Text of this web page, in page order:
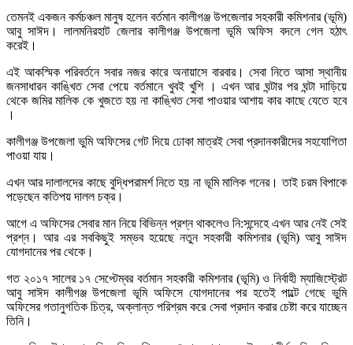
তেমনই একজন কর্মচঞ্চল মানুষ হলেন বর্তমান কালীগঞ্জ উপজেলার সহকারী কমিশনার (ভূমি)
আবু সাঈদ। লালমনিরহাট জেলার কালীগঞ্জ উপজেলা ভূমি অফিস বদলে গেল হঠাৎ
করেই।
এই আকস্মিক পরিবর্তনে সবার নজর কারে অনায়াসে বারবার। সেবা নিতে আসা স্থানীয়
জনসাধারন কাঙ্খিত সেবা পেয়ে বর্তমানে খুবই খুশি । এখন আর ঘন্টার পর ঘন্টা দাড়িয়ে
থেকে জমির মালিক কে খুজতে হয় না কাঙ্খিত সেবা পাওয়ার আশায় কার কাছে যেতে হবে
।
কালীগঞ্জ উপজেলা ভুমি অফিসের গেট দিয়ে ঢোকা মাত্রই সেবা প্রদানকারীদের সহযোগিতা
পাওয়া যায়।
এখন আর দালালদের কাছে বুদ্ধিপরামর্শ নিতে হয় না ভূমি মালিক গনের। তাই চরম বিপাকে
পড়েছেন কতিপয় দালল চক্র।
আগে এ অফিসের সেবার মান নিয়ে বিভিন্ন প্রশ্ন থাকলেও নি:সন্দেহে এখন আর নেই সেই
প্রশ্ন। আর এর সবকিছুই সম্ভব হয়েছে নতুন সহকারী কমিশনার (ভূমি) আবু সাঈদ
যোগদানের পর থেকে।
গত ২০১৭ সালের ১৭ সেপ্টেম্বর বর্তমান সহকারী কমিশনার (ভূমি) ও নির্বাহী ম্যাজিস্ট্রেট
আবু সাঈদ কালীগঞ্জ উপজেলা ভূমি অফিসে যোগদানের পর হতেই পাল্টে গেছে ভুমি
অফিসের গতানুগতিক চিত্র, অক্লান্ত পরিশ্রম করে সেবা প্রদান করার চেষ্টা করে যাচ্ছেন
তিনি।